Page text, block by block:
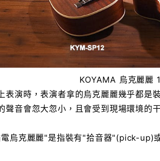
KOYAMA 烏克麗麗
表演時，表演者拿的烏克麗麗幾乎都是
聲音會忽大忽小，且會受到現場環境的干
烏克麗麗"是指裝有"拾音器"(pick-up)